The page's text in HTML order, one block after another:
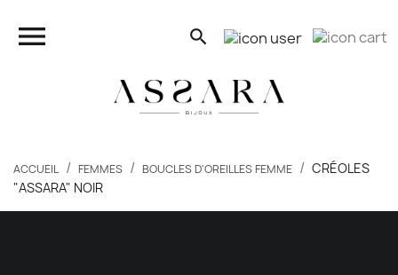
 search
close
FEMMES
ACCUEIL FEMMES BOUCLES D'OREILLES FEMME
CRÉOLES
"ASSARA" NOIR